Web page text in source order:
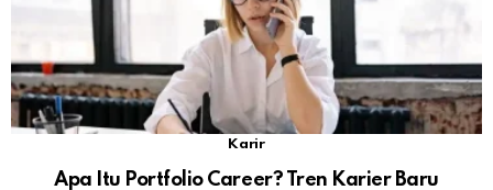
Karir
Apa Itu Portfolio Career? Tren Karier Baru